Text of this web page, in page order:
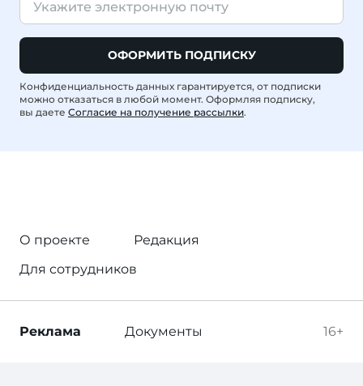
ОФОРМИТЬ ПОДПИСКУ
Конфиденциальность данных гарантируется, от подписки
можно отказаться в любой момент. Оформляя подписку,
вы даете Согласие на получение рассылки.
О проекте
Редакция
Для сотрудников
16+
Реклама Документы